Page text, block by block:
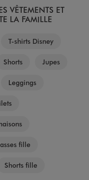
VÊTEMENTS ET
LA FAMILLE
T-shirts Disney
Shorts Jupes
Leggings
fille
Shorts fille